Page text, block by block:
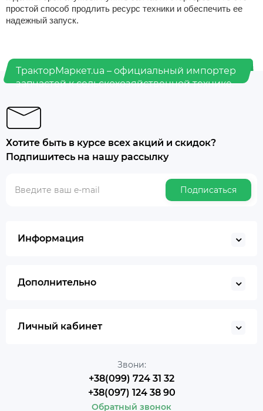
простой способ продлить ресурс техники и обеспечить ее
надежный запуск.
ТракторМаркет.ua – официальный импортер
запчастей к сельскохозяйственной технике.
Хотите быть в курсе всех акций и скидок?
Подпишитесь на нашу рассылку
Подписаться
Информация
Дополнительно
Личный кабинет
Звони:
+38(099) 724 31 32
+38(097) 124 38 90
Обратный звонок